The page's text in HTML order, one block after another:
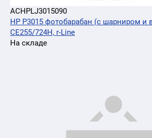
ACHPLJ3015090
HP P3015 фотобарабан (с шарниром и
CE255/724H, r-Line
На складе